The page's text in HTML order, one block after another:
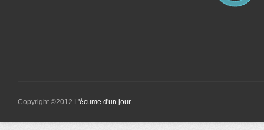
Copyright ©2012 L'écume d'un jour